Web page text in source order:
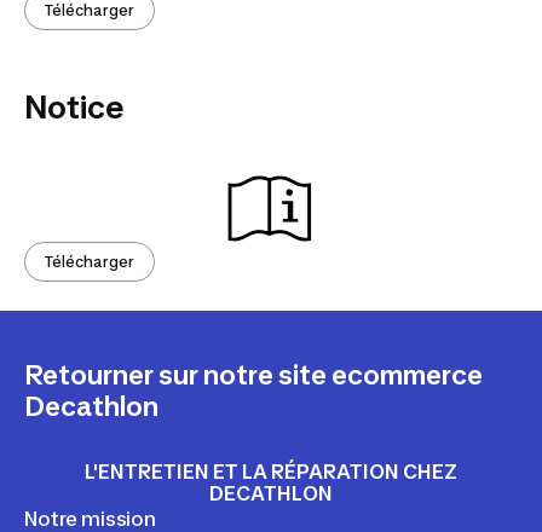
Télécharger
Notice
Télécharger
Retourner sur notre site ecommerce
Decathlon
L'ENTRETIEN ET LA RÉPARATION CHEZ
DECATHLON
Notre mission